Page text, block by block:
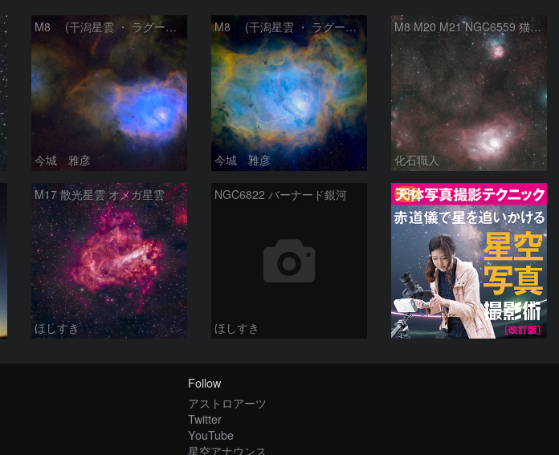
M8 (干潟星雲 ・ ラグーン（Lagoon）星雲)
今城 雅彦
M8 (干潟星雲 ・ ラグーン（Lagoon）星雲)
今城 雅彦
M8 M20 M21 NGC6559 猫の手星雲 いて座
化石職人
M17 散光星雲 オメガ星雲
ほしすき
NGC6822 バーナード銀河
ほしすき
PR
Follow
アストロアーツ
Twitter
YouTube
星空アナウンス